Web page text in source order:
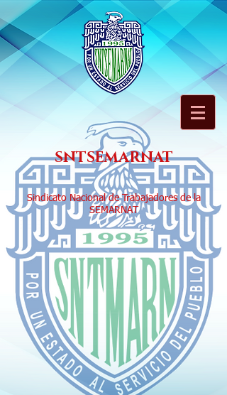
SNTSEMARNAT
Sindicato Nacional de Trabajadores de la
SEMARNAT